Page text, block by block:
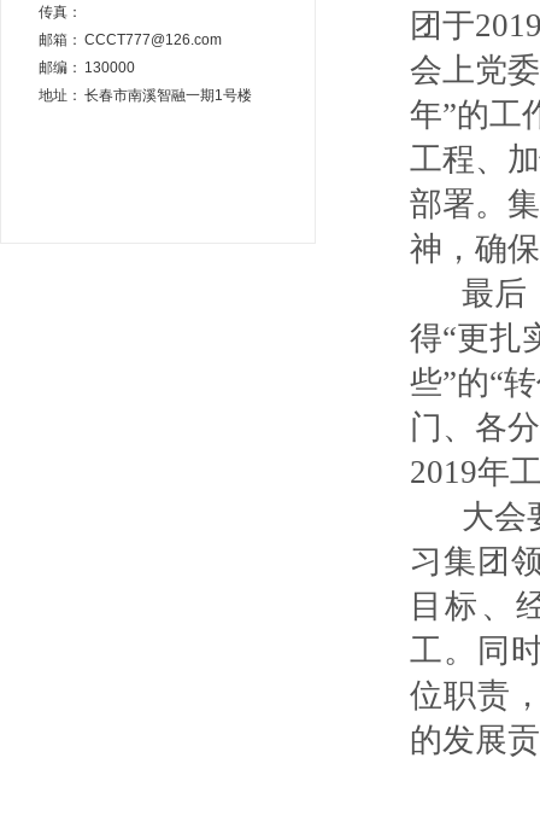
传真：
邮箱： CCCT777@126.com
邮编： 130000
地址： 长春市南溪智融一期1号楼
团于
会上党
年”的工
工程、
部署。
神，确
最后
得“更扎
些”的“
门、各
2019年
大会
习集团
目标、
工。同
位职责
的发展